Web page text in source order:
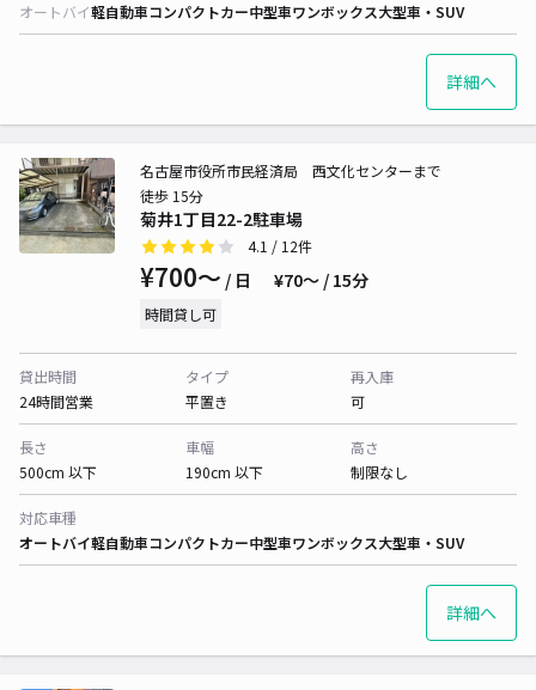
オートバイ軽自動車コンパクトカー中型車ワンボックス大型車・SUV
詳細へ
菊井1丁目22-2駐車場
名古屋市役所市民経済局 西文化センターまで
徒歩 15分
4.1 / 12件
¥700〜 / 日 ¥70〜 / 15分
時間貸し可
貸出時間
24時間営業
タイプ
平置き
再入庫
可
長さ
500cm 以下
車幅
190cm 以下
高さ
制限なし
対応車種
オートバイ軽自動車コンパクトカー中型車ワンボックス大型車・SUV
詳細へ